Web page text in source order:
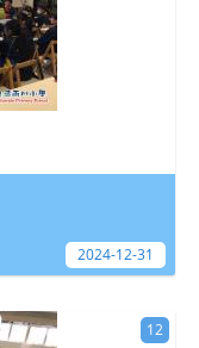
2024-12-31
12